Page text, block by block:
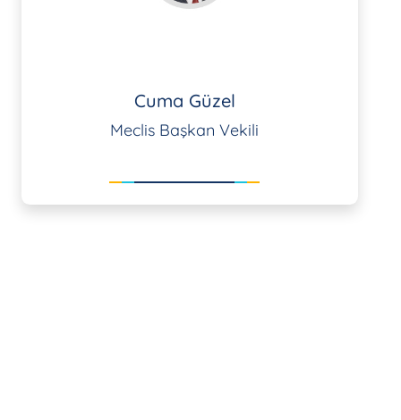
Cuma Güzel
Meclis Başkan Vekili